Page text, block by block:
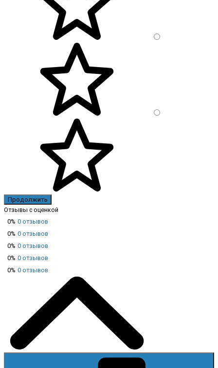
Продолжить
Отзывы с оценкой
0% 0 отзывов
0% 0 отзывов
0% 0 отзывов
0% 0 отзывов
0% 0 отзывов